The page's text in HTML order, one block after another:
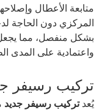
متابعة الأعطال
المركزي دون الحاجة
بشكل منفصل، مما يجعل
واعتمادية على المدى
تركيب رسيفر
يُعد تركيب رسيفر جديد